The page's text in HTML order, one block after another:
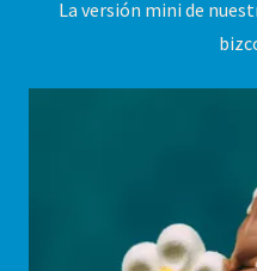
La versión mini de